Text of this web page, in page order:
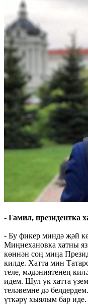
- Гамил, президентка
- Бу фикер миндә җәй
Миңнехановка хатны
көннән соң миңа
килде. Хатта мин
теле, мәдәниятенең
идем. Шул ук хатта
теләвемне дә
үткәрү хыялым бар иде.